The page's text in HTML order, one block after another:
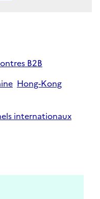
B2B
Hong-Kong
internationaux